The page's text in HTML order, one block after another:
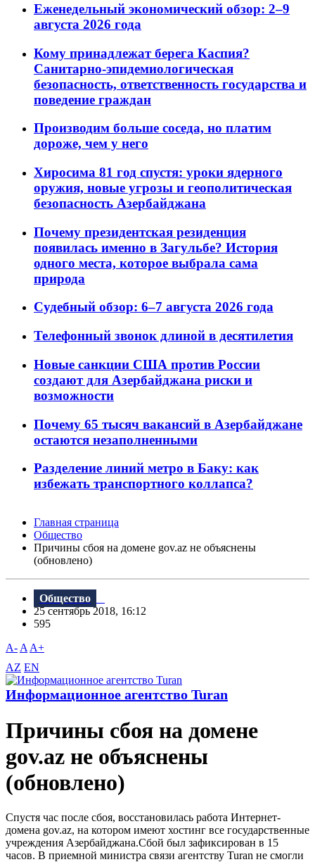
Еженедельный экономический обзор: 2–9
августа 2026 года
Кому принадлежат берега Каспия?
Санитарно-эпидемиологическая
безопасность, ответственность государства и
поведение граждан
Производим больше соседа, но платим
дороже, чем у него
Хиросима 81 год спустя: уроки ядерного
оружия, новые угрозы и геополитическая
безопасность Азербайджана
Почему президентская резиденция
появилась именно в Загульбе? История
одного места, которое выбрала сама
природа
Судебный обзор: 6–7 августа 2026 года
Телефонный звонок длиной в десятилетия
Новые санкции США против России
создают для Азербайджана риски и
возможности
Почему 65 тысяч вакансий в Азербайджане
остаются незаполненными
Разделение линий метро в Баку: как
избежать транспортного коллапса?
Главная страница
Общество
Причины сбоя на домене gov.az не объяснены
(обновлено)
Общество
25 сентябрь 2018, 16:12
595
A- A A+
AZ EN
Информационное агентство Turan
Причины сбоя на домене
gov.az не объяснены
(обновлено)
Спустя час после сбоя, восстановилась работа Интернет-
домена gov.az, на котором имеют хостинг все государственные
учреждения Азербайджана.Сбой был зафиксирован в 15
часов. B приемной министра связи агентству Turan не смогли